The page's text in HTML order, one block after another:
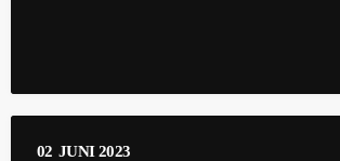
02 JUNI 2023